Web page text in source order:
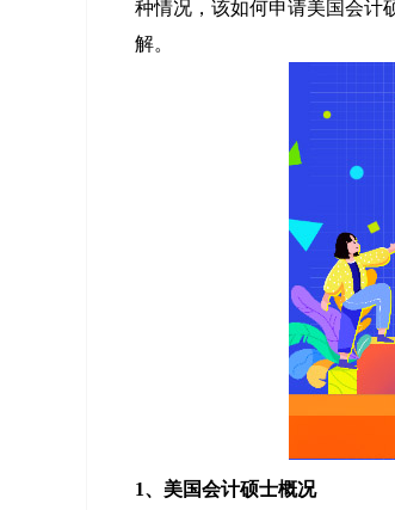
种情况，该如何申请美国会计
解。
1、美国会计硕士概况